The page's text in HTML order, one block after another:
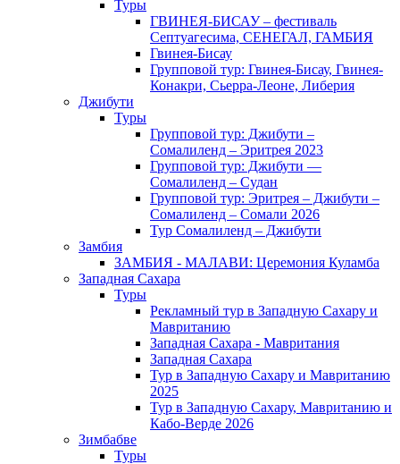
Туры
ГВИНЕЯ-БИСАУ – фестиваль
Септуагесима, СЕНЕГАЛ, ГАМБИЯ
Гвинея-Бисау
Групповой тур: Гвинея-Бисау, Гвинея-
Конакри, Сьерра-Леоне, Либерия
Джибути
Туры
Групповой тур: Джибути –
Cомалиленд – Эритрея 2023
Групповой тур: Джибути —
Сомалиленд – Судан
Групповой тур: Эритрея – Джибути –
Сомалиленд – Сомали 2026
Тур Cомалиленд – Джибути
Замбия
ЗАМБИЯ - МАЛАВИ: Церемония Куламба
Западная Сахара
Туры
Рекламный тур в Западную Сахару и
Мавританию
Западная Сахара - Мавритания
Западная Сахара
Тур в Западную Сахару и Мавританию
2025
Тур в Западную Сахару, Мавританию и
Кабо-Верде 2026
Зимбабве
Туры